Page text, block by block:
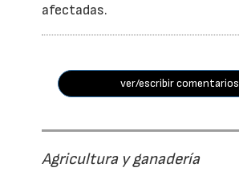
afectadas.
ver/escribir comentarios
Agricultura y ganadería